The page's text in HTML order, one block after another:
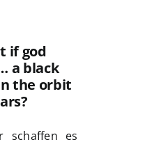
if god
a black
the orbit
schaffen es